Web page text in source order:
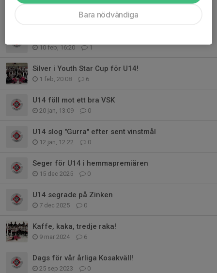
Vinst i returen mot Bajen för U14
0
10 feb, 16:20 1
Silver i Youth Star Cup för U14!
1 feb, 20:08 6
U14 föll mot ett bra VSK
20 jan, 13:09 0
U14 slog "Gurra" efter sent vinstmål
12 jan, 12:22 0
Seger för U14 i hemmapremiären
15 dec 2025 0
U14 segrade på Zinken
7 dec 2025 0
Kaffe, kaka, tredje raka!
9 mar 2024 6
Dags för vår årliga Kosakväll!
25 sep 2023 0
Bara nödvändiga